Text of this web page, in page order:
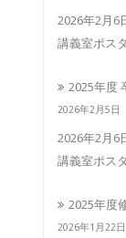
2026年2月
講義室ポス
2025年度
2026年2月5日
2026年2月
講義室ポス
2025年度
2026年1月22日